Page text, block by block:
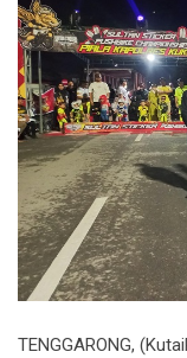
TENGGARONG,